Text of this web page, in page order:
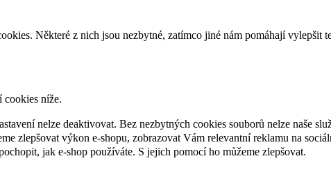
Některé z nich jsou nezbytné, zatímco jiné nám pomáhají vylepšit
cookies níže.
nelze deaktivovat. Bez nezbytných cookies souborů nelze naše
zlepšovat výkon e-shopu, zobrazovat Vám relevantní reklamu na
jak e-shop používáte. S jejich pomocí ho můžeme zlepšovat.